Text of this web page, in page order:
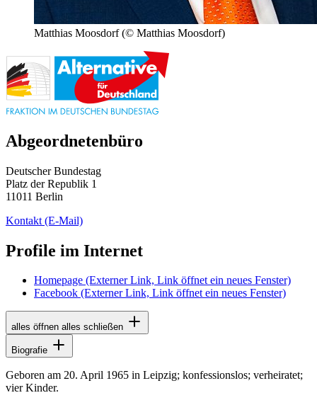
Matthias Moosdorf (© Matthias Moosdorf)
Abgeordnetenbüro
Deutscher Bundestag
Platz der Republik 1
11011 Berlin
Kontakt (E-Mail)
Profile im Internet
Homepage (Externer Link, Link öffnet ein neues Fenster)
Facebook (Externer Link, Link öffnet ein neues Fenster)
alles öffnen alles schließen
Biografie
Geboren am 20. April 1965 in Leipzig; konfessionslos; verheiratet;
vier Kinder.